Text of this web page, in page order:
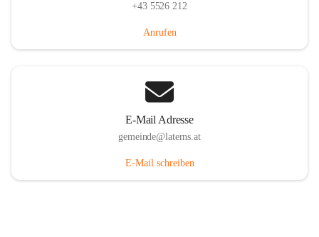
+43 5526 212
Anrufen
E-Mail Adresse
gemeinde@laterns.at
E-Mail schreiben